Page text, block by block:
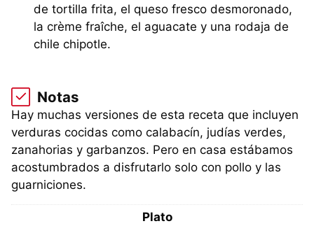
de tortilla frita, el queso fresco desmoronado,
la crème fraîche, el aguacate y una rodaja de
chile chipotle.
Notas
Hay muchas versiones de esta receta que incluyen
verduras cocidas como calabacín, judías verdes,
zanahorias y garbanzos. Pero en casa estábamos
acostumbrados a disfrutarlo solo con pollo y las
guarniciones.
Plato